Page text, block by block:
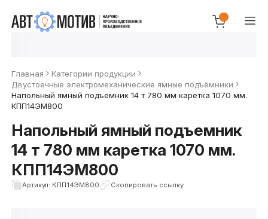
Главная
Категории продукции
Двустоечные электромеханические ямные подъёмники
Напольный ямный подъемник 14 т 780 мм каретка 1070 мм.
КПП14ЭМ800
Напольный ямный подъемник
14 т 780 мм каретка 1070 мм.
КПП14ЭМ800
Артикул: КПП14ЭМ800 Скопировать ссылку